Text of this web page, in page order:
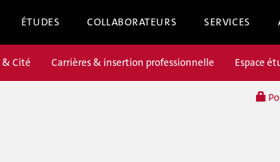
ÉTUDES COLLABORATEURS SERVICES
& Cité Carrières & insertion professionnelle Espace